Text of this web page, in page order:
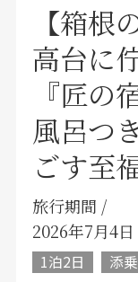
【箱根
高台に
『匠の
風呂つ
ごす至
旅行期間 /
2026年7月4日
1泊2日 添